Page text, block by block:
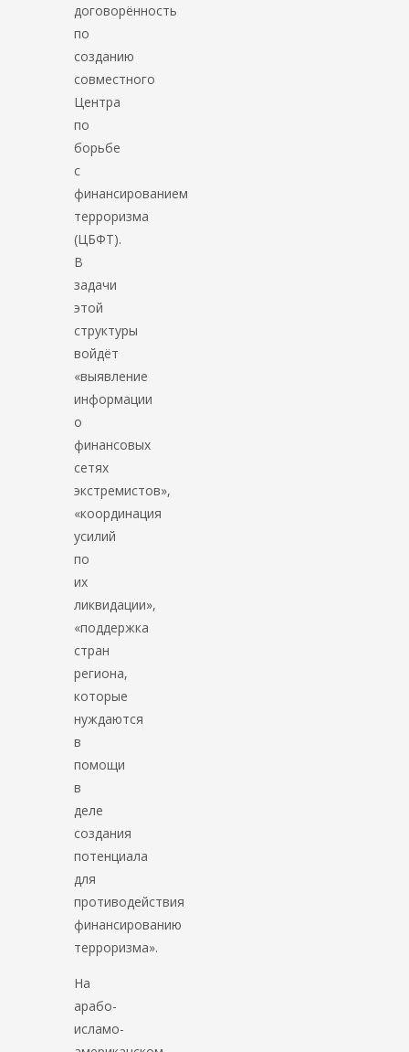
договорённость
по
созданию
совместного
Центра
по
борьбе
с
финансированием
терроризма
(ЦБФТ).
В
задачи
этой
структуры
войдёт
«выявление
информации
о
финансовых
сетях
экстремистов»,
«координация
усилий
по
их
ликвидации»,
«поддержка
стран
региона,
которые
нуждаются
в
помощи
в
деле
создания
потенциала
для
противодействия
финансированию
терроризма».
На
арабо-
исламо-